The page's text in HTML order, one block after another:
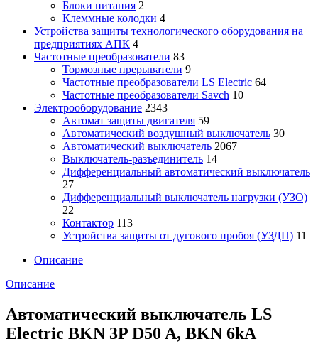
Блоки питания 2
Клеммные колодки 4
Устройства защиты технологического оборудования на
предприятиях АПК 4
Частотные преобразователи 83
Тормозные прерыватели 9
Частотные преобразователи LS Electric 64
Частотные преобразователи Savch 10
Электрооборудование 2343
Автомат защиты двигателя 59
Автоматический воздушный выключатель 30
Автоматический выключатель 2067
Выключатель-разъединитель 14
Дифференциальный автоматический выключатель
27
Дифференциальный выключатель нагрузки (УЗО)
22
Контактор 113
Устройства защиты от дугового пробоя (УЗДП) 11
Описание
Описание
Автоматический выключатель LS
Electric BKN 3P D50 A, BKN 6kA